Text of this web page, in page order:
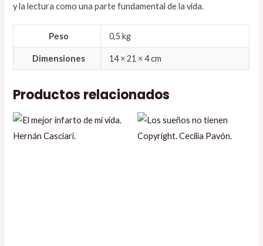
y la lectura como una parte fundamental de la vida.
Peso 0,5 kg
Dimensiones 14 × 21 × 4 cm
Productos relacionados